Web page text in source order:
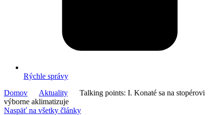
Rýchle správy
Domov
Aktuality
Talking points: I. Konaté sa na stopérovi
výborne aklimatizuje
Naspäť na všetky články